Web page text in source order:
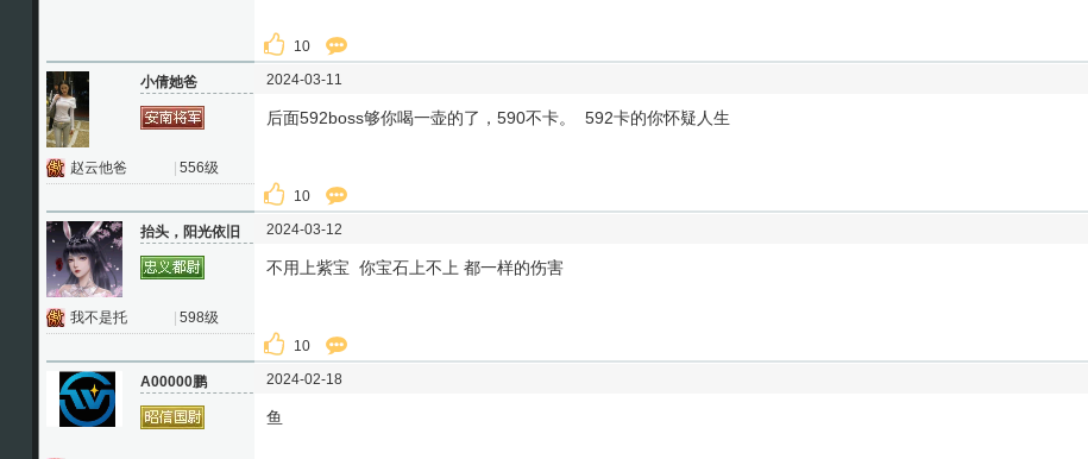
10
小倩她爸
赵云他爸 556级
2024-03-11
后面592boss够你喝一壶的了，590不卡。 592卡的你怀疑人生
10
抬头，阳光依旧
我不是托 598级
2024-03-12
不用上紫宝 你宝石上不上 都一样的伤害
10
A00000鹏 2024-02-18
鱼